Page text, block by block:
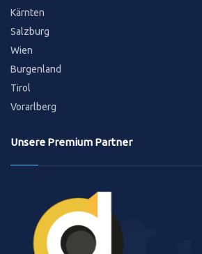
Kärnten
Salzburg
Wien
Burgenland
Tirol
Vorarlberg
Unsere Premium Partner